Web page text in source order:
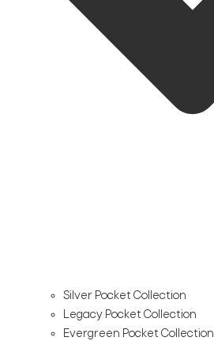
Silver Pocket Collection
Legacy Pocket Collection
Evergreen Pocket Collection